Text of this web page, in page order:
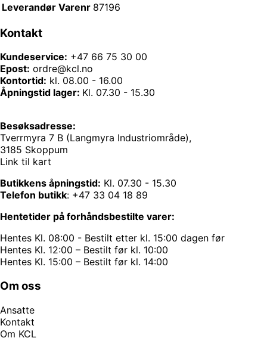
Leverandør Varenr 87196
Kontakt
Kundeservice: +47 66 75 30 00
Epost: ordre@kcl.no
Kontortid: kl. 08.00 - 16.00
Åpningstid lager: Kl. 07.30 - 15.30
Besøksadresse:
Tverrmyra 7 B (Langmyra Industriområde),
3185 Skoppum
Link til kart
Butikkens åpningstid: Kl. 07.30 - 15.30
Telefon butikk: +47 33 04 18 89
Hentetider på forhåndsbestilte varer:
Hentes Kl. 08:00 - Bestilt etter kl. 15:00 dagen før
Hentes Kl. 12:00 – Bestilt før kl. 10:00
Hentes Kl. 15:00 – Bestilt før kl. 14:00
Om oss
Ansatte
Kontakt
Om KCL